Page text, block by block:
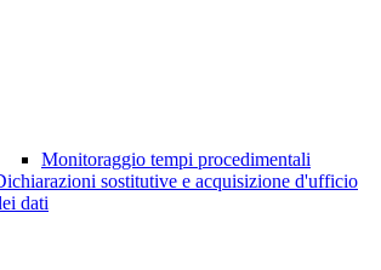
Monitoraggio tempi procedimentali
sostitutive e acquisizione d'ufficio
dati